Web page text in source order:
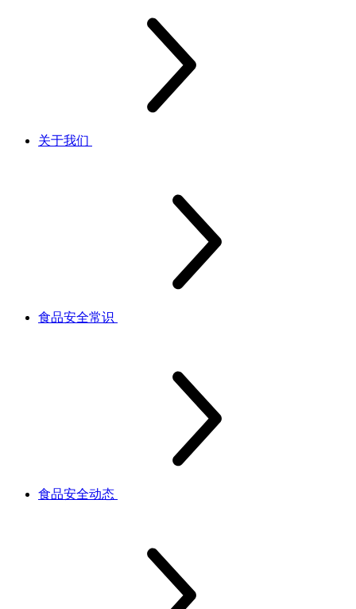
关于我们
食品安全常识
食品安全动态